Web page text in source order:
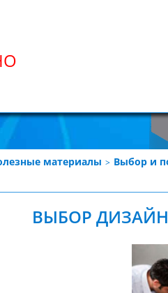
материалы Выбор и
ВЫБОР